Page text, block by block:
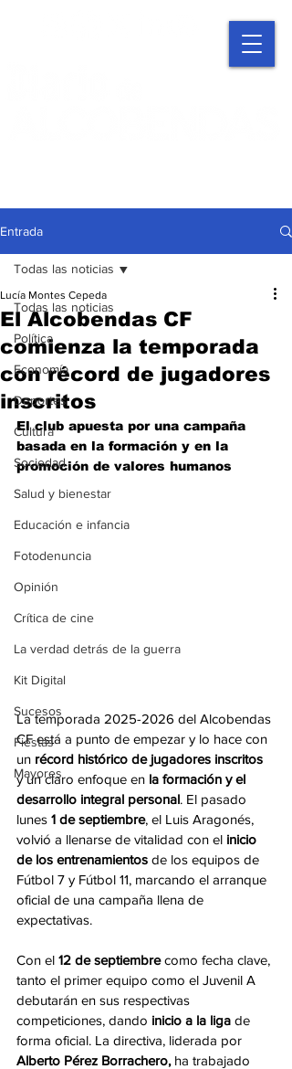
Entrada
Todas las noticias
Política
Economía
Deportes
Cultura
Sociedad
Salud y bienestar
Educación e infancia
Fotodenuncia
Opinión
Crítica de cine
La verdad detrás de la guerra
Kit Digital
Sucesos
Fiestas
Mayores
Todas las noticias
El Alcobendas CF
comienza la temporada
con récord de jugadores
inscritos
Lucía Montes Cepeda
El club apuesta por una campaña
basada en la formación y en la
promoción de valores humanos
La temporada 2025-2026 del Alcobendas
CF está a punto de empezar y lo hace con
un récord histórico de jugadores inscritos
y un claro enfoque en la formación y el
desarrollo integral personal. El pasado
lunes 1 de septiembre, el Luis Aragonés,
volvió a llenarse de vitalidad con el inicio
de los entrenamientos de los equipos de
Fútbol 7 y Fútbol 11, marcando el arranque
oficial de una campaña llena de
expectativas.
Con el 12 de septiembre como fecha clave,
tanto el primer equipo como el Juvenil A
debutarán en sus respectivas
competiciones, dando inicio a la liga de
forma oficial. La directiva, liderada por
Alberto Pérez Borrachero, ha trabajado